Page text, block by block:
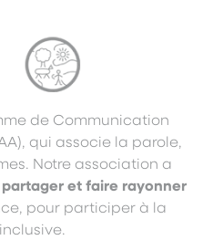
de Communication
qui associe la parole,
Notre association a
et faire rayonner
pour participer à la